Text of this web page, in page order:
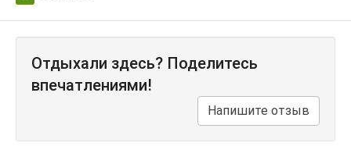
Отдыхали здесь? Поделитесь
впечатлениями!
Напишите отзыв